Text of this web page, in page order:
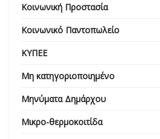
Κοινωνική Προστασία
Κοινωνικό Παντοπωλείο
ΚΥΠΕΕ
Μη κατηγοριοποιημένο
Μηνύματα Δημάρχου
Μικρο-θερμοκοιτίδα